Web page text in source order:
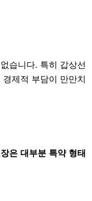
습니다. 특히 갑상선
제적 부담이 만만치
은 대부분 특약 형태